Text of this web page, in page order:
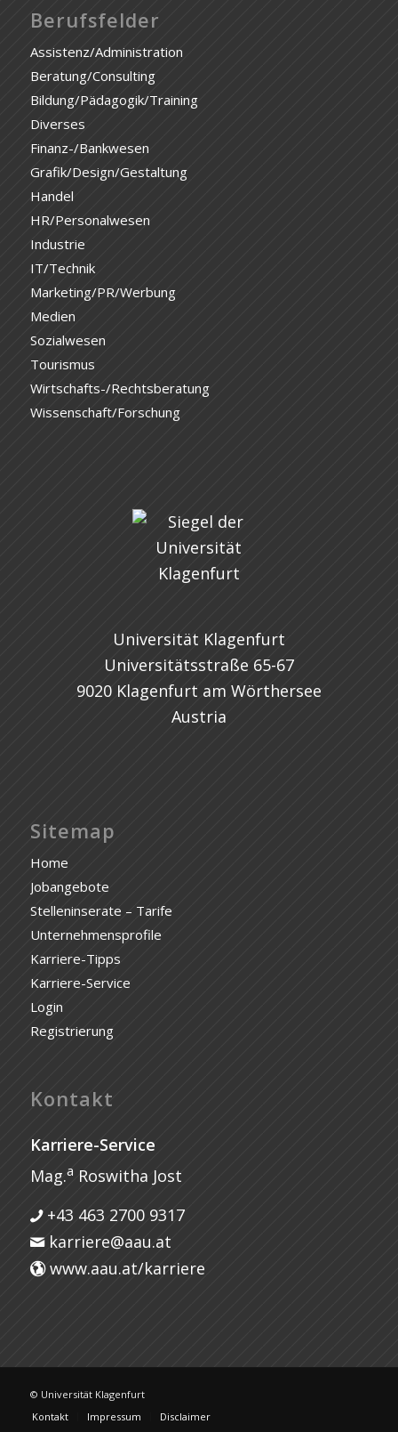
Berufsfelder
Assistenz/Administration
Beratung/Consulting
Bildung/Pädagogik/Training
Diverses
Finanz-/Bankwesen
Grafik/Design/Gestaltung
Handel
HR/Personalwesen
Industrie
IT/Technik
Marketing/PR/Werbung
Medien
Sozialwesen
Tourismus
Wirtschafts-/Rechtsberatung
Wissenschaft/Forschung
Universität Klagenfurt
Universitätsstraße 65-67
9020 Klagenfurt am Wörthersee
Austria
Sitemap
Home
Jobangebote
Stelleninserate – Tarife
Unternehmensprofile
Karriere-Tipps
Karriere-Service
Login
Registrierung
Kontakt
Karriere-Service
Mag.a Roswitha Jost
+43 463 2700 9317
karriere@aau.at
www.aau.at/karriere
© Universität Klagenfurt
Kontakt
Impressum Disclaimer